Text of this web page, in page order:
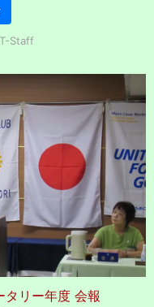
Staff
タリー年度 会報